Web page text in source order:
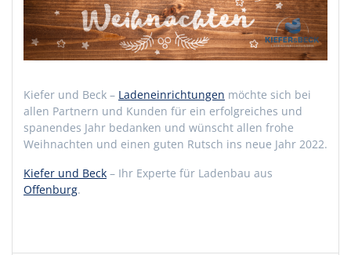
Kiefer und Beck – Ladeneinrichtungen möchte sich bei
allen Partnern und Kunden für ein erfolgreiches und
spanendes Jahr bedanken und wünscht allen frohe
Weihnachten und einen guten Rutsch ins neue Jahr 2022.
Kiefer und Beck – Ihr Experte für Ladenbau aus
Offenburg.